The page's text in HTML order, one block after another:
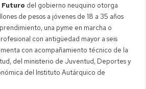
del gobierno neuquino otorga
de pesos a jóvenes de 18 a 35 años
una pyme en marcha o
con antigüedad mayor a seis
con acompañamiento técnico de la
del ministerio de Juventud, Deportes y
del Instituto Autárquico de